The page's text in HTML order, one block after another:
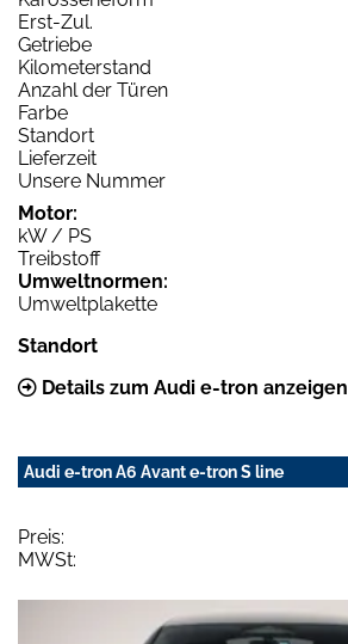
Erst-Zul.
Getriebe
Kilometerstand
Anzahl der Türen
Farbe
Standort
Lieferzeit
Unsere Nummer
Motor:
kW / PS
Treibstoff
Umweltnormen:
Umweltplakette
Standort
Details zum Audi e-tron anzeigen
Audi e-tron A6 Avant e-tron S line
Preis:
MWSt: